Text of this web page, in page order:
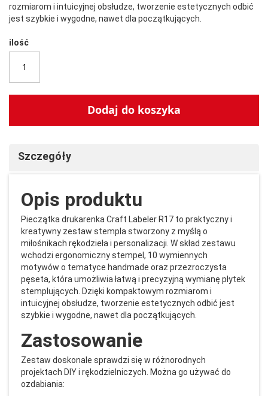
rozmiarom i intuicyjnej obsłudze, tworzenie estetycznych odbić
jest szybkie i wygodne, nawet dla początkujących.
ilość
Dodaj do koszyka
Szczegóły
Opis produktu
Pieczątka drukarenka Craft Labeler R17 to praktyczny i
kreatywny zestaw stempla stworzony z myślą o
miłośnikach rękodzieła i personalizacji. W skład zestawu
wchodzi ergonomiczny stempel, 10 wymiennych
motywów o tematyce handmade oraz przezroczysta
pęseta, która umożliwia łatwą i precyzyjną wymianę płytek
stemplujących. Dzięki kompaktowym rozmiarom i
intuicyjnej obsłudze, tworzenie estetycznych odbić jest
szybkie i wygodne, nawet dla początkujących.
Zastosowanie
Zestaw doskonale sprawdzi się w różnorodnych
projektach DIY i rękodzielniczych. Można go używać do
ozdabiania: